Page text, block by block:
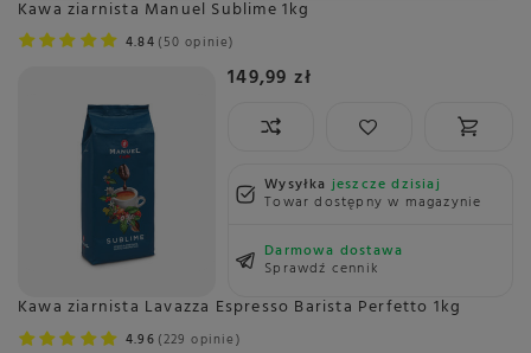
Kawa ziarnista Manuel Sublime 1kg
4.84 50 opinie
149,99 zł
Wysyłkajeszcze dzisiaj
Towar dostępny w magazynie
Darmowa dostawa
Sprawdź cennik
Kawa ziarnista Lavazza Espresso Barista Perfetto 1kg
4.96 229 opinie